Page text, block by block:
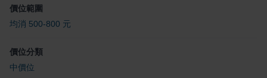
價位範圍
均消 500-800 元
價位分類
中價位